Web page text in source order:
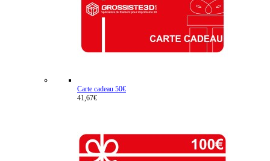
Carte cadeau 50€
41,67€